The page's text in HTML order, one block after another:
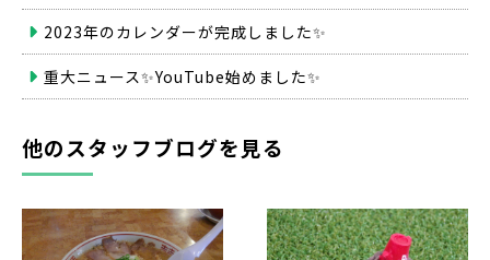
2023年のカレンダーが完成しました✨
重大ニュース✨YouTube始めました✨
他のスタッフブログを見る